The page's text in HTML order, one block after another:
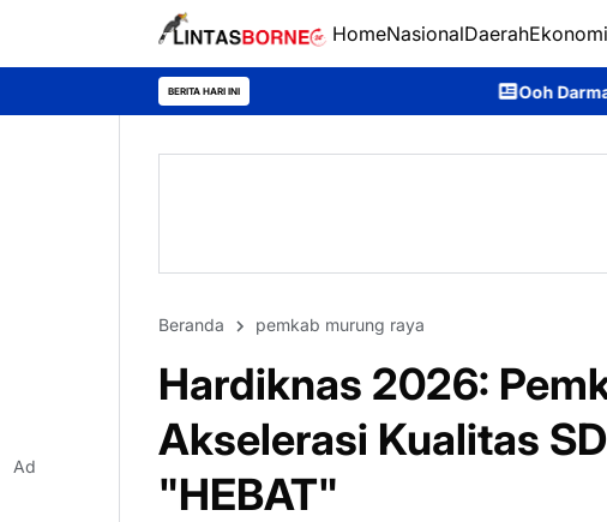
HomeNasionalDaerahEkonomi
BERITA HARI INI Ooh Darmawan, Anak Desa Ajang
Beranda pemkab murung raya
Hardiknas 2026:
Akselerasi Kualitas
"HEBAT"
Ad